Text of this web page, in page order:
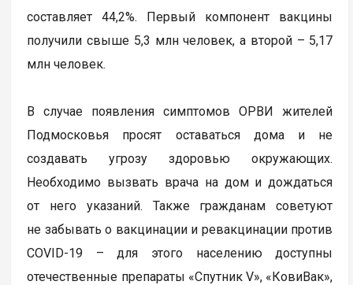
составляет 44,2%. Первый компонент вакцины
получили свыше 5,3 млн человек, а второй – 5,17
млн человек.
В случае появления симптомов ОРВИ жителей
Подмосковья просят оставаться дома и не
создавать угрозу здоровью окружающих.
Необходимо вызвать врача на дом и дождаться
от него указаний. Также гражданам советуют
не забывать о вакцинации и ревакцинации против
COVID-19 – для этого населению доступны
отечественные препараты «Спутник V», «КовиВак»,